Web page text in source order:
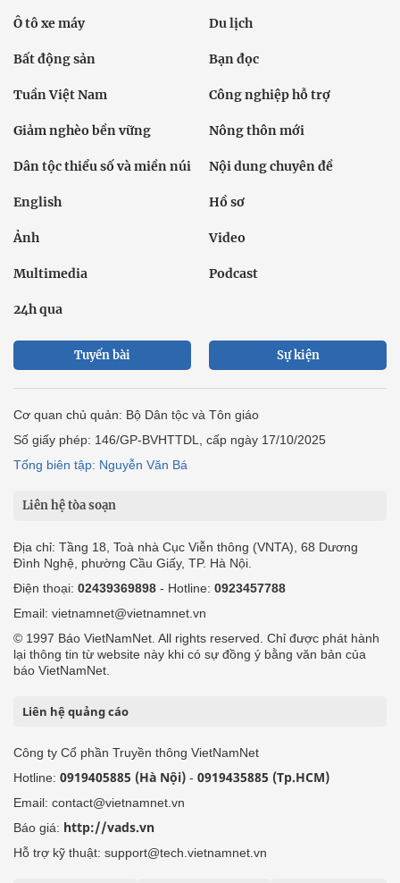
Ô tô xe máy Du lịch
Bất động sản Bạn đọc
Tuần Việt Nam Công nghiệp hỗ trợ
Giảm nghèo bền vững Nông thôn mới
Dân tộc thiểu số và miền núi Nội dung chuyên đề
English Hồ sơ
Ảnh Video
Multimedia Podcast
24h qua
Tuyến bài Sự kiện
Cơ quan chủ quản: Bộ Dân tộc và Tôn giáo
Số giấy phép: 146/GP-BVHTTDL, cấp ngày 17/10/2025
Tổng biên tập: Nguyễn Văn Bá
Liên hệ tòa soạn
Địa chỉ: Tầng 18, Toà nhà Cục Viễn thông (VNTA), 68 Dương
Đình Nghệ, phường Cầu Giấy, TP. Hà Nội.
Điện thoại: 02439369898 - Hotline: 0923457788
Email: vietnamnet@vietnamnet.vn
© 1997 Báo VietNamNet. All rights reserved. Chỉ được phát hành
lại thông tin từ website này khi có sự đồng ý bằng văn bản của
báo VietNamNet.
Liên hệ quảng cáo
Công ty Cổ phần Truyền thông VietNamNet
Hotline: 0919405885 (Hà Nội) - 0919435885 (Tp.HCM)
Email: contact@vietnamnet.vn
Báo giá: http://vads.vn
Hỗ trợ kỹ thuật: support@tech.vietnamnet.vn